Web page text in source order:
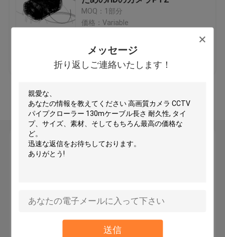
メッセージ
折り返しご連絡いたします！
送信
紫外線CIPPのライニング
CCTVの管のクローラー
下水道のポーランド人のカメラ
CIPP水逆転
CIPPパッチ修理
トレンチレスのパイプラインの構造
MOQ：1部分
価格：Variable
ベストプライス
多くを見て下さい
メッセージ
折り返しご連絡いたします！